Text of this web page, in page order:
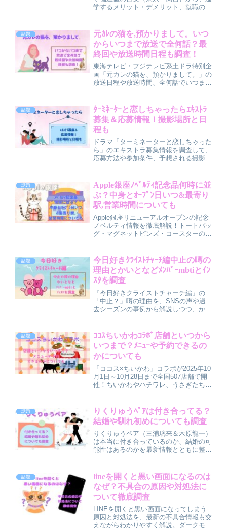
学するメリット・デメリット、就職のリ
についても触れています。
話題
元ｶﾚの猫を,預かりまして。いつ
からいつまで放送で全何話？最
終回や放送時間日程も調査！
東海テレビ・フジテレビ系土ドラ特別企
画「元カレの猫を、預かりまして。」の
放送日程や放送時間、全何話でいつまで
の日程、原作情報から予想される結末の
見どころまで、録画予約前にチェックし
ておきたいポイントをまとめました。
話題
ﾀｰﾐﾈｰﾀｰと恋しちゃったらｴｷｽﾄﾗ
募集＆応募情報！撮影場所と日
程も
ドラマ「ターミネーターと恋しちゃった
ら」のエキストラ募集情報を調査して、
応募方法や参加条件、予想される撮影場
ェックポイント、初めてのエキストラ参
加の流れまで、応募前に知っておきたい
ポイントをまとめています。
話題
Apple銀座ﾉﾍﾞﾙﾃｨ記念品何時に並
ぶ？中身とｵｰﾌﾟﾝ日いつ&最寄り
駅,営業時間についても
Apple銀座リニューアルオープンの記念
ノベルティ情報を徹底解説！トートバッ
グ・マグネットピンズ・コースターの限
最寄り駅からのアクセス方法、営業時間
や混雑を避けるコツまで詳しく紹介しま
す。
話題
今日好きｸﾗｲｽﾄﾁｬｰﾁ編中止の噂の
理由とかいとなどﾒﾝﾊﾞｰmbtiとｲﾝ
ｽﾀを調査
『今日好きクライストチャーチ編』の
「中止？」噂の理由を、SNSの声や過
去シーズンの事例から解説しつつ、かい
をより楽しむポイントまでまとめて紹介
しています。
話題
ｺｺｽちいかわｺﾗﾎﾞ店舗といつから
いつまで？ﾒﾆｭｰや予約できるの
かについても
「ココス×ちいかわ」コラボが2025年10
月1日～10月28日まで全国507店舗で開
催！ちいかわやハチワレ、うさぎたちを
約は不可ですが、時間帯を工夫すれば混
雑を避けて楽しめます。家族で行きたい
注目イベントの詳細をチェック！
話題
りくりゅうﾍﾟｱは付き合ってる？
結婚や馴れ初めについても調査
りくりゅうペア（三浦璃来＆木原龍一）
は本当に付き合っているのか、結婚の可
能性はあるのかを最新情報とともに整
ド、ドラマチックな馴れ初め、引退後の
結婚予想までをわかりやすく解説しつ
つ、2人の絆の深さとこれからの活躍に
注目してまとめています。
話題
lineを開くと黒い画面になるのは
なぜ？不具合の原因や対処法に
ついて徹底調査
LINEを開くと黒い画面になってしまう
原因と対処法を、最新の不具合情報も交
えながらわかりやすく解説。ダークモー